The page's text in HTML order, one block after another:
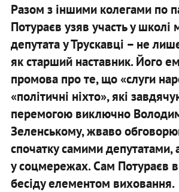
Разом з іншими колегами по
Потураєв узяв участь у школі
депутата у Трускавці – не
як старший наставник. Його
промова про те, що «слуги
«політичні ніхто», які
перемогою виключно
Зеленському, жваво
спочатку самими депутатами,
у соцмережах. Сам Потураєв
бесіду елементом виховання.